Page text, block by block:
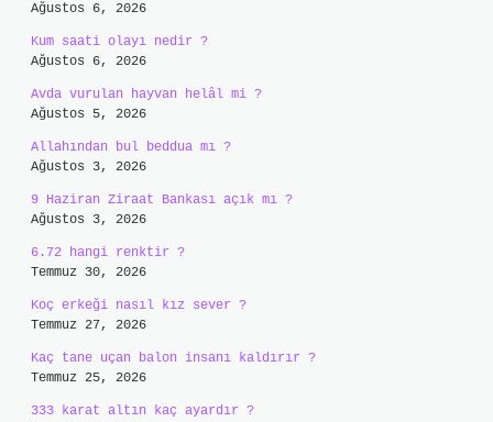
Ağustos 6, 2026
Kum saati olayı nedir ?
Ağustos 6, 2026
Avda vurulan hayvan helâl mi ?
Ağustos 5, 2026
Allahından bul beddua mı ?
Ağustos 3, 2026
9 Haziran Ziraat Bankası açık mı ?
Ağustos 3, 2026
6.72 hangi renktir ?
Temmuz 30, 2026
Koç erkeği nasıl kız sever ?
Temmuz 27, 2026
Kaç tane uçan balon insanı kaldırır ?
Temmuz 25, 2026
333 karat altın kaç ayardır ?